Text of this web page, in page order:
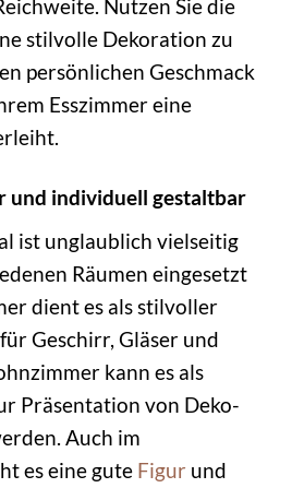
Nutzen Sie die
stilvolle Dekoration zu
persönlichen Geschmack
Esszimmer eine
und individuell gestaltbar
ist unglaublich vielseitig
Räumen eingesetzt
dient es als stilvoller
Geschirr, Gläser und
kann es als
Präsentation von Deko-
Auch im
es eine gute Figur und